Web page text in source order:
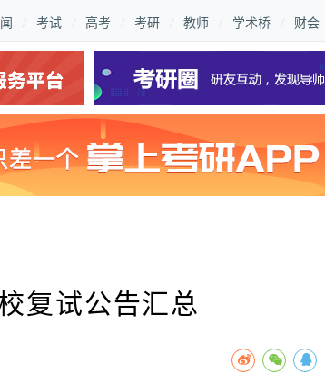
考试 高考 考研 教师 学术桥 财会
复试公告汇总